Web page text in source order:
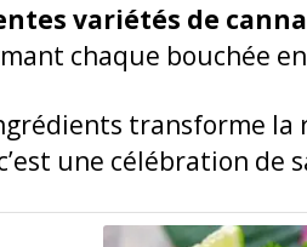
variétés de
chaque bouchée
transforme
une célébration de